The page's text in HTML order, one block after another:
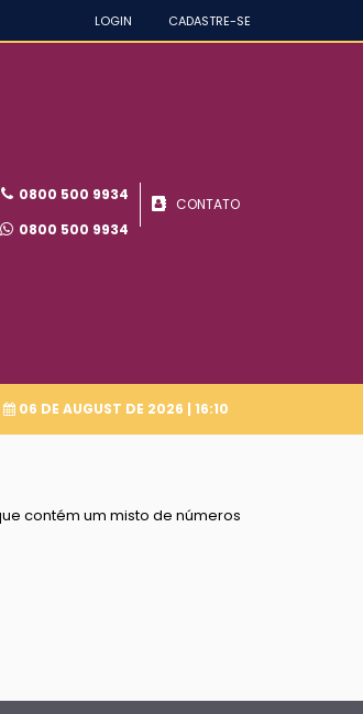
LOGIN CADASTRE-SE
0800 500 9934
0800 500 9934
CONTATO
06 DE AUGUST DE 2026 | 16:10
contém um misto de números